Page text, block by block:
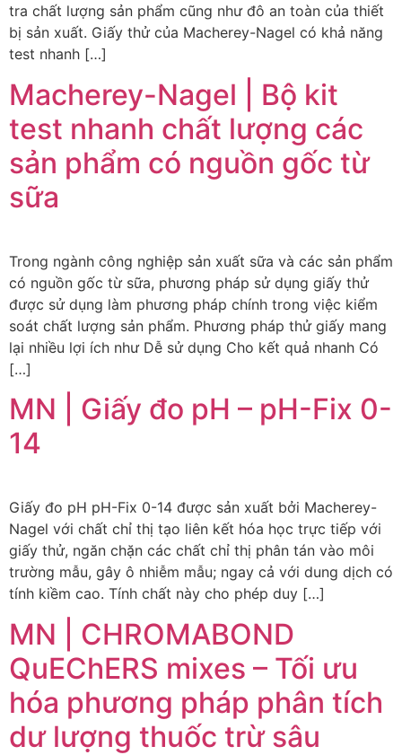
tra chất lượng sản phẩm cũng như đô an toàn của thiết
bị sản xuất. Giấy thử của Macherey-Nagel có khả năng
test nhanh […]
Macherey-Nagel | Bộ kit
test nhanh chất lượng các
sản phẩm có nguồn gốc từ
sữa
Trong ngành công nghiệp sản xuất sữa và các sản phẩm
có nguồn gốc từ sữa, phương pháp sử dụng giấy thử
được sử dụng làm phương pháp chính trong việc kiểm
soát chất lượng sản phẩm. Phương pháp thử giấy mang
lại nhiều lợi ích như Dễ sử dụng Cho kết quả nhanh Có
[…]
MN | Giấy đo pH – pH-Fix 0-
14
Giấy đo pH pH-Fix 0-14 được sản xuất bởi Macherey-
Nagel với chất chỉ thị tạo liên kết hóa học trực tiếp với
giấy thử, ngăn chặn các chất chỉ thị phân tán vào môi
trường mẫu, gây ô nhiễm mẫu; ngay cả với dung dịch có
tính kiềm cao. Tính chất này cho phép duy […]
MN | CHROMABOND
QuEChERS mixes – Tối ưu
hóa phương pháp phân tích
dư lượng thuốc trừ sâu